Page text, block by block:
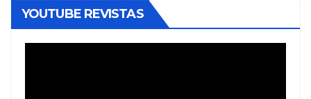
YOUTUBE REVISTAS